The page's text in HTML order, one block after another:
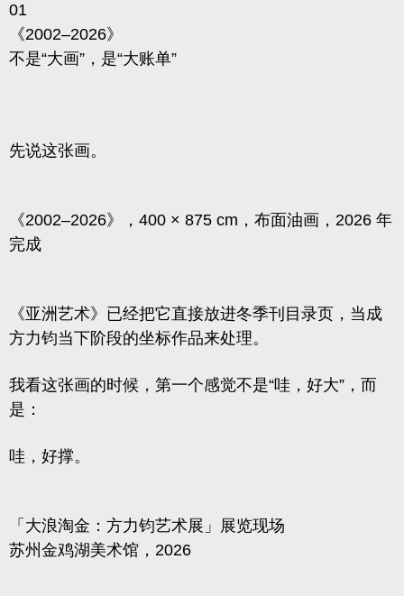
01
《2002–2026》
不是“大画”，是“大账单”
先说这张画。
《2002–2026》，400 × 875 cm，布面油画，2026 年
完成
《亚洲艺术》已经把它直接放进冬季刊目录页，当成
方力钧当下阶段的坐标作品来处理。
我看这张画的时候，第一个感觉不是“哇，好大”，而
是：
哇，好撑。
「大浪淘金：方力钧艺术展」展览现场
苏州金鸡湖美术馆，2026